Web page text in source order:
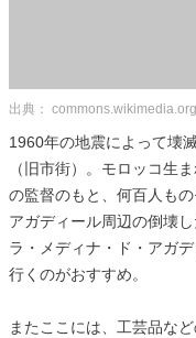
出典： commons.wikimedia.org
1960年の地震によって壊
（旧市街）。モロッコ生
の監督のもと、何百人も
アガディール周辺の倒壊
ラ・メディナ・ド・アガ
行くのがおすすめ。
またここには、工芸品な